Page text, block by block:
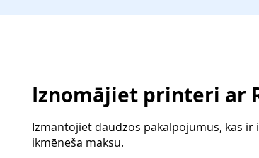
Iznomājiet printeri ar
Izmantojiet daudzos pakalpojumus, kas
ikmēneša maksu.